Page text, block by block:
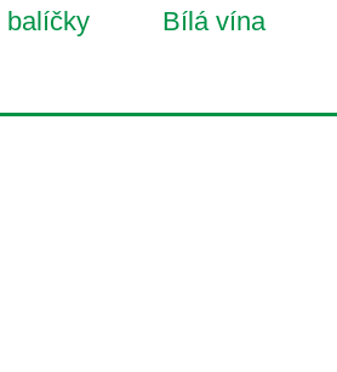
balíčky Bílá vína